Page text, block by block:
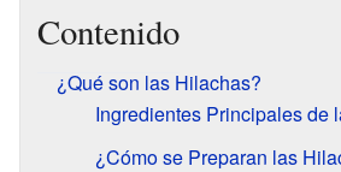
Contenido
¿Qué son las Hilachas?
Ingredientes Principales de
¿Cómo se Preparan las